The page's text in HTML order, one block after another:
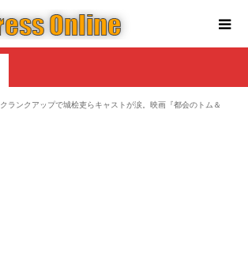
クランクアップで城桧吏らキャストが涙。映画『都会のトム＆